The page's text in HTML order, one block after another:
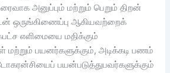
அனுப்பும் மற்றும் பெறும் திறன்
ஒருங்கிணைப்பு ஆகியவற்றைக்
எளிமையை மதிக்கும்
பயனர்களுக்கும், அடிக்கடி பணம்
பயன்படுத்துபவர்களுக்கும்